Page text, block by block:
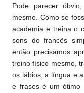
Pode parecer
mesmo. Como se
academia e treina o
sons do francês
então precisamos
treino físico mesmo,
os lábios, a língua e
e frases é um ótimo